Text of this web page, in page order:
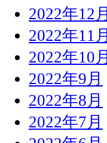
2022年12月
2022年11月
2022年10月
2022年9月
2022年8月
2022年7月